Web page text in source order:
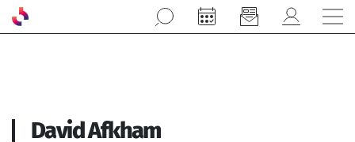
Aller au contenu principal
David Afkham